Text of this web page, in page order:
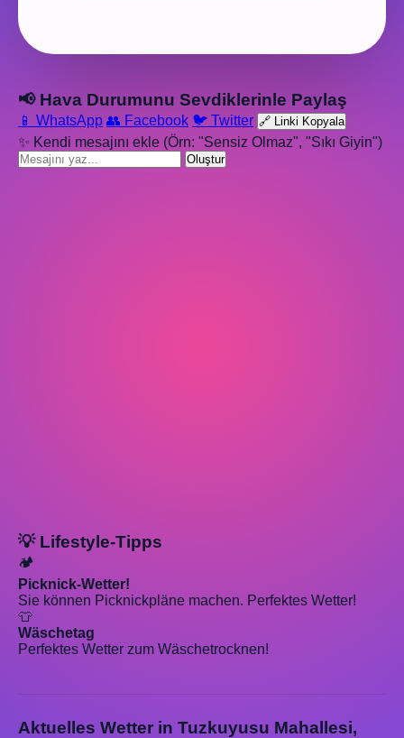
📢 Hava Durumunu Sevdiklerinle Paylaş
📱 WhatsApp 👥 Facebook 🐦 Twitter 🔗 Linki Kopyala
✨ Kendi mesajını ekle (Örn: "Sensiz Olmaz", "Sıkı Giyin")
Oluştur
💡 Lifestyle-Tipps
🏕️
Picknick-Wetter!
Sie können Picknickpläne machen. Perfektes Wetter!
👕
Wäschetag
Perfektes Wetter zum Wäschetrocknen!
Aktuelles Wetter in Tuzkuyusu Mahallesi,